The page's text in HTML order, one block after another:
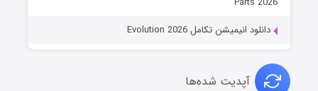
دانلود انیمیشن تکامل Evolution 2026
آپدیت شده‌ها